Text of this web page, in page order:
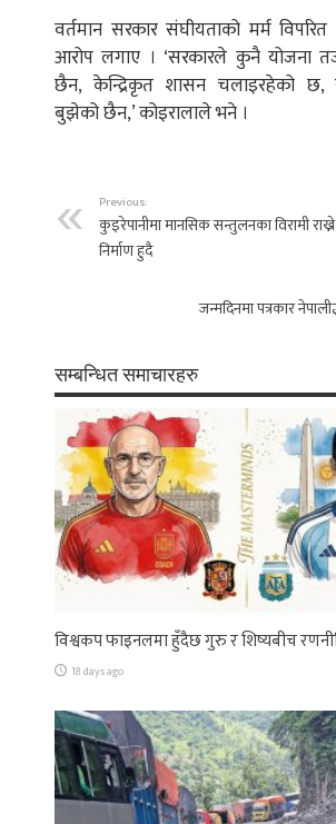
वर्तमान सरकार संघीयताको मर्म
आरोप लगाए । ‘सरकारले कुनै योजना
छैन, केन्द्रिकृत शासन चलाइरहेको छ,
बुझेको छैन,’ कोइरालाले भने ।
Previous:
कुइरेपानीमा मानसिक सन्तुलनका विरामी
निर्माण हुदै
जन्मदिनमा पत्रकार
सम्बन्धित समाचारहरु
विश्वकप फाइनलमा हुँदैछ गुरु र शिष्यबीच
18 days ago